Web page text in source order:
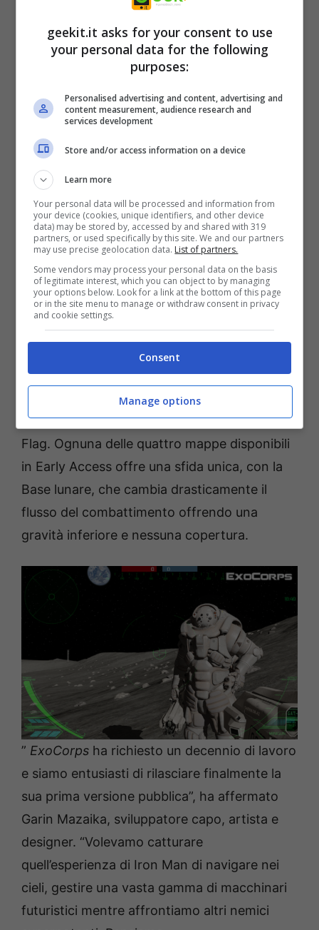
danza ad alta quota di distruzione aerea.
Schiva i proiettili dei tuoi avversari, lancia
evitare di essere bombardato con armi ad
area d’effetto o scendi dal cielo per
rinfrescarti, evita di bloccarti, rigenerarti o
ripararti dietro le montagne.
Gioca con un massimo di 10 giocatori o
affronta i robot nelle modalità Deathmatch,
Team Deathmatch e Capture the
Flag. Ognuna delle quattro mappe disponibili
in Early Access offre una sfida unica, con la
Base lunare, che cambia drasticamente il
flusso del combattimento offrendo una
gravità inferiore e nessuna copertura.
” ExoCorps ha richiesto un decennio di lavoro
e siamo entusiasti di rilasciare finalmente la
sua prima versione pubblica”, ha affermato
Garin Mazaika, sviluppatore capo, artista e
designer. “Volevamo catturare
quell’esperienza di Iron Man di navigare nei
cieli, gestire una vasta gamma di macchinari
futuristici mentre affrontiamo altri nemici
geekit.it asks for your consent to use
your personal data for the following
purposes:
Personalised advertising and content, advertising and
content measurement, audience research and
services development
Store and/or access information on a device
Learn more
Your personal data will be processed and information from
your device (cookies, unique identifiers, and other device
data) may be stored by, accessed by and shared with 319
partners, or used specifically by this site. We and our partners
may use precise geolocation data. List of partners.
Some vendors may process your personal data on the basis
of legitimate interest, which you can object to by managing
your options below. Look for a link at the bottom of this page
or in the site menu to manage or withdraw consent in privacy
and cookie settings.
Consent
Manage options